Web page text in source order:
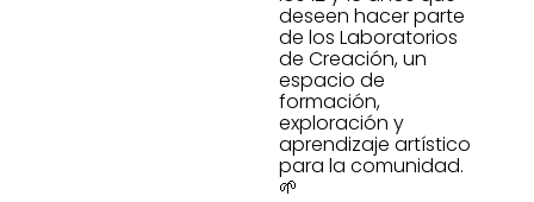
deseen hacer parte
de los Laboratorios
de Creación, un
espacio de
formación,
exploración y
aprendizaje artístico
para la comunidad.
🌱